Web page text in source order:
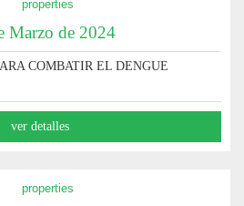
Marzo de 2024
COMBATIR EL DENGUE
ver detalles